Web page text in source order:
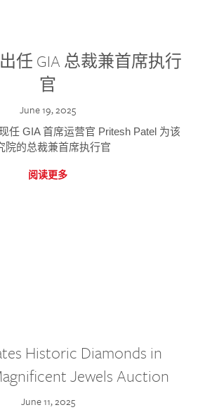
出任 GIA 总裁兼首席执行
官
June 19, 2025
任 GIA 首席运营官 Pritesh Patel 为该
院的总裁兼首席执行官
阅读更多
Historic Diamonds in
Jewels Auction
June 11, 2025